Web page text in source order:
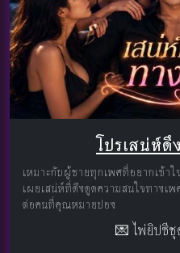
โปรเสน่ห์
เหมาะกับผู้ชายทุกเพศที่อยากเข้า
เผยเสน่ห์ที่ดึงดูดความสนใจทางเ
ต่อคนที่คุณหมายปอง
💌 ไพ่ยิปซี